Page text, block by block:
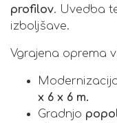
profilov. Uvedba
izboljšave.
Vgrajena oprema
x 6 x 6 m.
Gradnjo